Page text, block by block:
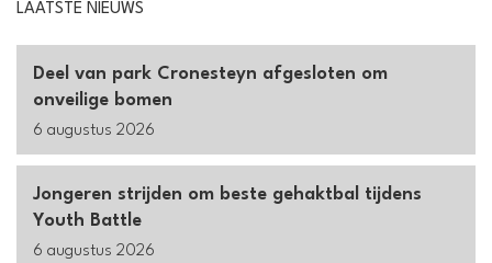
LAATSTE NIEUWS
Deel van park Cronesteyn afgesloten om
onveilige bomen
6 augustus 2026
Jongeren strijden om beste gehaktbal tijdens
Youth Battle
6 augustus 2026